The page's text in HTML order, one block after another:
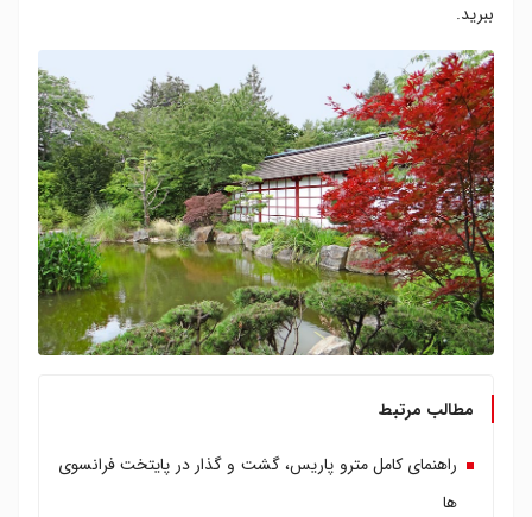
ببرید.
مطالب مرتبط
راهنمای کامل مترو پاریس، گشت و گذار در پایتخت فرانسوی
ها